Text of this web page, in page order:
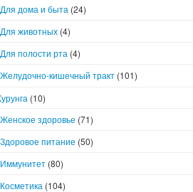
Для дома и быта (24)
Для животных (4)
Для полости рта (4)
Желудочно-кишечный тракт (101)
(10)
Женское здоровье (71)
Здоровое питание (50)
Иммунитет (80)
Косметика (104)